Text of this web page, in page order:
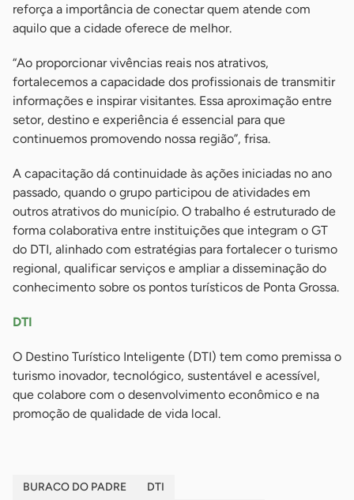
reforça a importância de conectar quem atende com
aquilo que a cidade oferece de melhor.
“Ao proporcionar vivências reais nos atrativos,
fortalecemos a capacidade dos profissionais de transmitir
informações e inspirar visitantes. Essa aproximação entre
setor, destino e experiência é essencial para que
continuemos promovendo nossa região”, frisa.
A capacitação dá continuidade às ações iniciadas no ano
passado, quando o grupo participou de atividades em
outros atrativos do município. O trabalho é estruturado de
forma colaborativa entre instituições que integram o GT
do DTI, alinhado com estratégias para fortalecer o turismo
regional, qualificar serviços e ampliar a disseminação do
conhecimento sobre os pontos turísticos de Ponta Grossa.
DTI
O Destino Turístico Inteligente (DTI) tem como premissa o
turismo inovador, tecnológico, sustentável e acessível,
que colabore com o desenvolvimento econômico e na
promoção de qualidade de vida local.
BURACO DO PADRE
DTI